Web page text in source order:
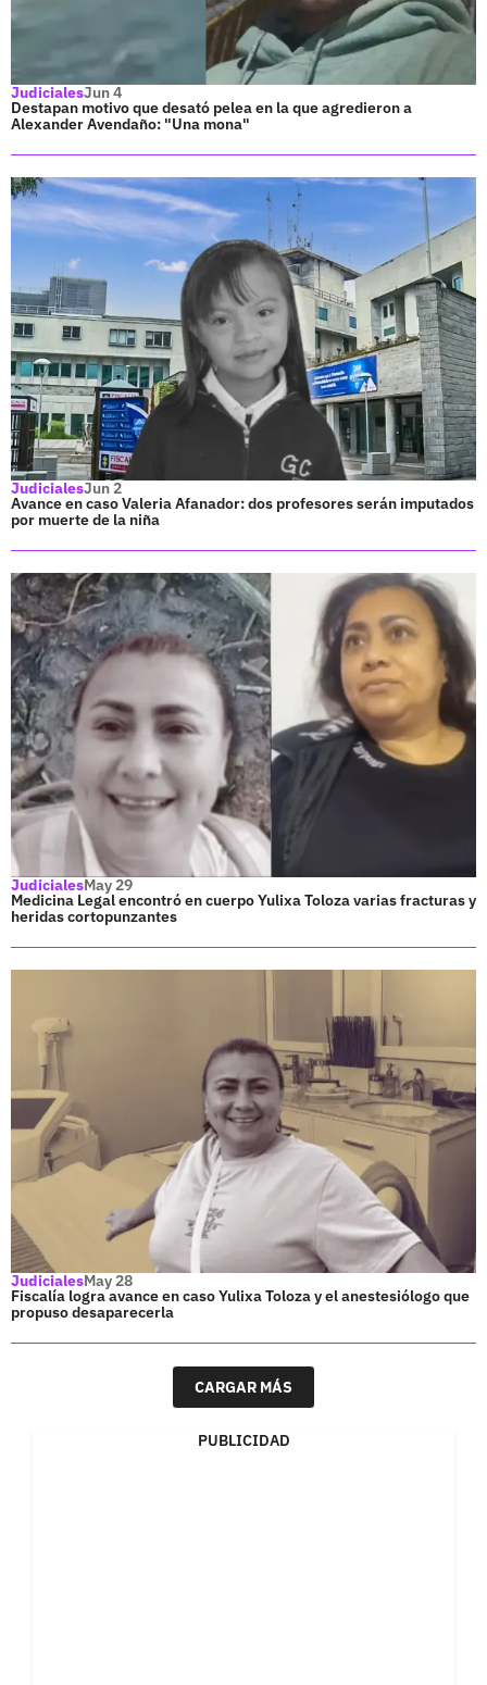
JudicialesJun 4
Destapan motivo que desató pelea en la que agredieron a
Alexander Avendaño: "Una mona"
JudicialesJun 2
Avance en caso Valeria Afanador: dos profesores serán imputados
por muerte de la niña
JudicialesMay 29
Medicina Legal encontró en cuerpo Yulixa Toloza varias fracturas y
heridas cortopunzantes
JudicialesMay 28
Fiscalía logra avance en caso Yulixa Toloza y el anestesiólogo que
propuso desaparecerla
CARGAR MÁS
PUBLICIDAD